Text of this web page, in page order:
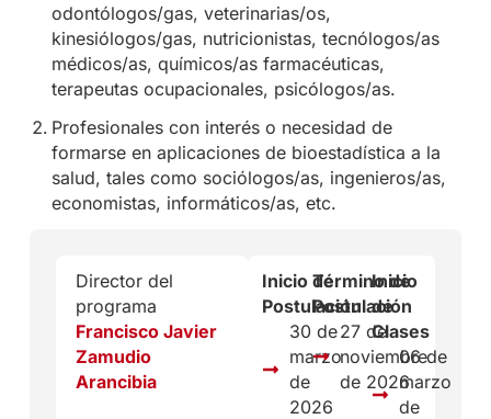
odontólogos/gas, veterinarias/os,
kinesiólogos/gas, nutricionistas, tecnólogos/as
médicos/as, químicos/as farmacéuticas,
terapeutas ocupacionales, psicólogos/as.
Profesionales con interés o necesidad de
formarse en aplicaciones de bioestadística a la
salud, tales como sociólogos/as, ingenieros/as,
economistas, informáticos/as, etc.
Director del
programa
Francisco Javier
Zamudio
Arancibia
Inicio de
Postulación
30 de
marzo
de
2026
Término de
Postulación
27 de
noviembre
de 2026
Inicio
de
Clases
06 de
marzo
de